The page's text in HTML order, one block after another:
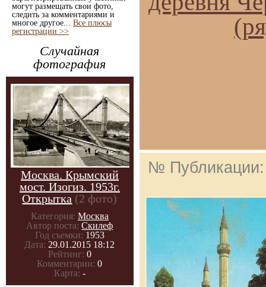
могут размещать свои фото,
следить за комментариями и
многое другое... Все плюсы
регистрации >>
Случайная
фотография
Москва. Крымский
мост. Изогиз. 1953г.
Открытка (2 фото)
Категория: Москва
Автор поста: Скилеф
Год съемки: 1953
Дата: 29.01.2015 18:12
Рейтинг: 0
Комментарии: 0
Карта: -
№